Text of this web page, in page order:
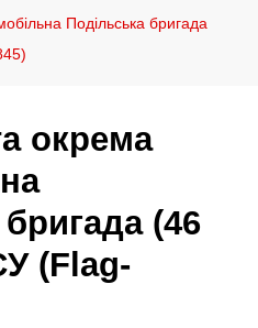
Подільська бригада
окрема
(46
(Flag-